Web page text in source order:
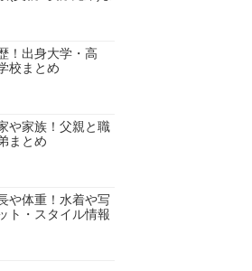
＆昔と若い頃！出
ど総まとめ
や体重・学歴(高
総まとめ
人？生い立ちと本
(父親/母親/兄弟)ま